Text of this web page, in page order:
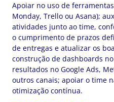
Apoiar no uso de
Monday, Trello ou Asana);
atividades junto ao time,
o cumprimento de prazos
de entregas e atualizar os
construção de dashboards
resultados no Google Ads,
outros canais; apoiar o time
otimização contínua.